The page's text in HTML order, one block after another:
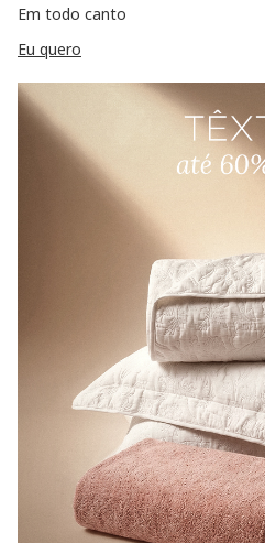
Em todo canto
Eu quero